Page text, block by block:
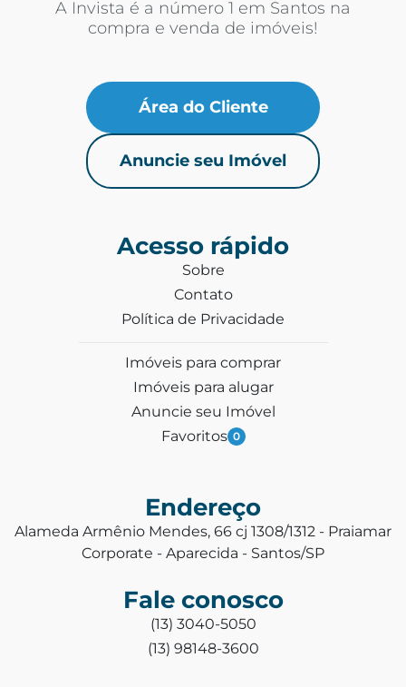
A Invista é a número 1 em Santos na
compra e venda de imóveis!
Área do Cliente
Anuncie seu Imóvel
Acesso rápido
Sobre
Contato
Política de Privacidade
Imóveis para comprar
Imóveis para alugar
Anuncie seu Imóvel
Favoritos 0
Endereço
Alameda Armênio Mendes, 66 cj 1308/1312 - Praiamar
Corporate - Aparecida - Santos/SP
Fale conosco
(13) 3040-5050
(13) 98148-3600